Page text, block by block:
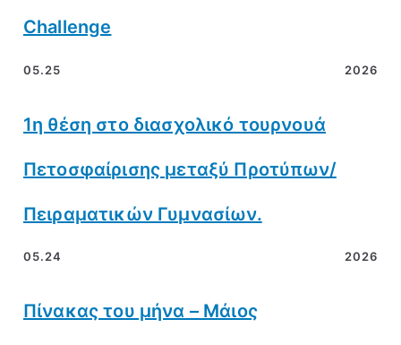
Challenge
05.25 2026
1η θέση στο διασχολικό τουρνουά
Πετοσφαίρισης μεταξύ Προτύπων/
Πειραματικών Γυμνασίων.
05.24 2026
Πίνακας του μήνα – Μάιος